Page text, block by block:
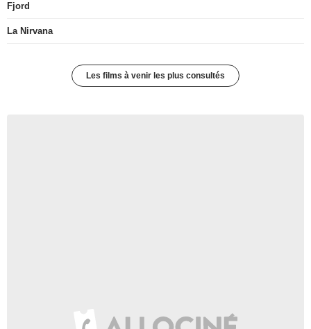
Fjord
La Nirvana
Les films à venir les plus consultés